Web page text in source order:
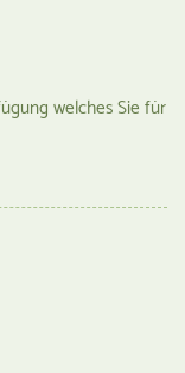
welches Sie für